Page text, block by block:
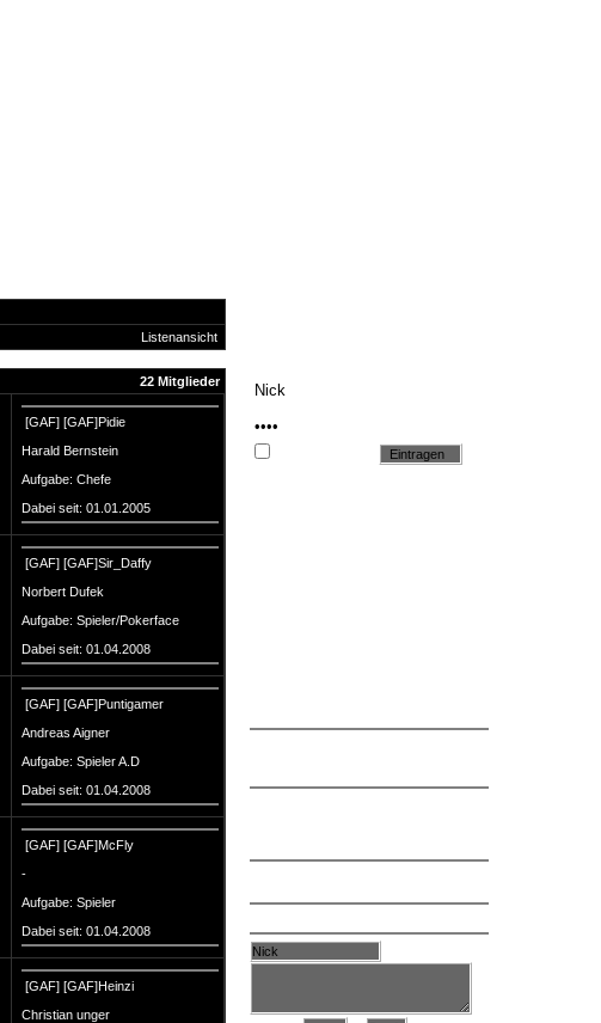
Listenansicht
22 Mitglieder
[GAF] [GAF]Pidie
Harald Bernstein
Aufgabe: Chefe
Dabei seit: 01.01.2005
[GAF] [GAF]Sir_Daffy
Norbert Dufek
Aufgabe: Spieler/Pokerface
Dabei seit: 01.04.2008
[GAF] [GAF]Puntigamer
Andreas Aigner
Aufgabe: Spieler A.D
Dabei seit: 01.04.2008
[GAF] [GAF]McFly
-
Aufgabe: Spieler
Dabei seit: 01.04.2008
[GAF] [GAF]Heinzi
Christian unger